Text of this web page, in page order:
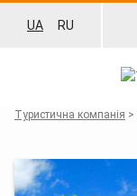
UA RU
Туристична компанія >